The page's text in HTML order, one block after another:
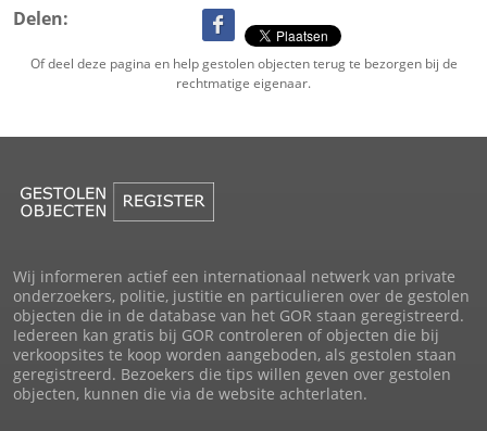
Delen:
Of deel deze pagina en help gestolen objecten terug te bezorgen bij de
rechtmatige eigenaar.
Wij informeren actief een internationaal netwerk van private
onderzoekers, politie, justitie en particulieren over de gestolen
objecten die in de database van het GOR staan geregistreerd.
Iedereen kan gratis bij GOR controleren of objecten die bij
verkoopsites te koop worden aangeboden, als gestolen staan
geregistreerd. Bezoekers die tips willen geven over gestolen
objecten, kunnen die via de website achterlaten.